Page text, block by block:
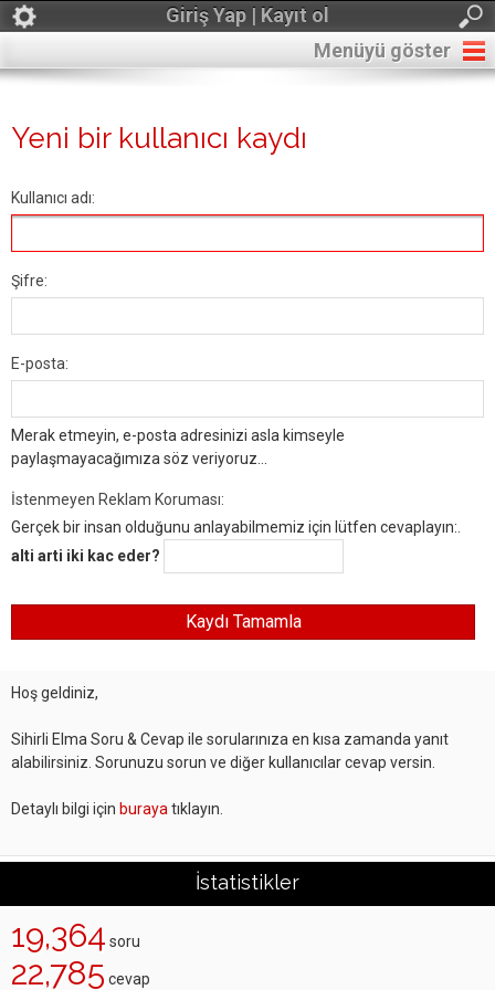
Giriş Yap | Kayıt ol
Menüyü göster
Yeni bir kullanıcı kaydı
Kullanıcı adı:
Şifre:
E-posta:
Merak etmeyin, e-posta adresinizi asla kimseyle
paylaşmayacağımıza söz veriyoruz...
İstenmeyen Reklam Koruması:
Gerçek bir insan olduğunu anlayabilmemiz için lütfen cevaplayın:.
alti arti iki kac eder?
Hoş geldiniz,
Sihirli Elma Soru & Cevap ile sorularınıza en kısa zamanda yanıt
alabilirsiniz. Sorunuzu sorun ve diğer kullanıcılar cevap versin.
Detaylı bilgi için buraya tıklayın.
İstatistikler
19,364 soru
22,785 cevap